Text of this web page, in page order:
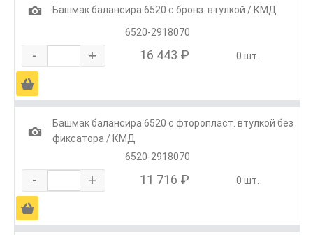
1
Башмак балансира 6520 с бронз. втулкой / КМД
6520-2918070
- + 16 443 ₽ 0 шт.
Ä
1
Башмак балансира 6520 с фторопласт. втулкой без
фиксатора / КМД
6520-2918070
- + 11 716 ₽ 0 шт.
Ä